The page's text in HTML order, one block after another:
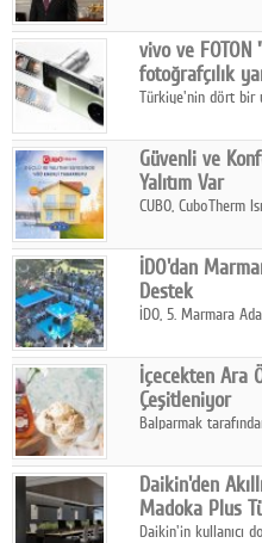
Çelik FAVÖK
vivo ve
fotoğrafçılık
Türkiye'nin dört bir
insanını, kültürünü
anlatmaya davet
Güvenli ve
Yalıtım Var
CUBO, CuboTherm
ve sürdürülebilir
İDO'dan
Destek
İDO, 5. Marmara
ettiriyor.
İçecekten Ara
Çeşitleniyor
Balparmak
ıhlamur gibi
Daikin'den
Madoka Plus
Daikin'in kullanıcı